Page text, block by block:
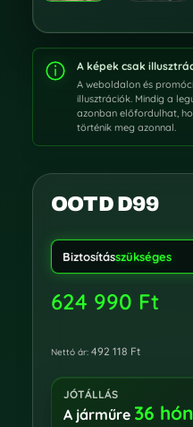
A képek csak
A weboldalon és
illusztrációk. Mindig a
azonban előfordulhat,
történik meg azonnal.
OOTD D99
Biztosításszükséges
624 990 Ft
Nettó ár: 492 118 Ft
JÓTÁLLÁS
A járműre 36